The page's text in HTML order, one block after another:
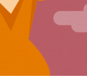
są dane